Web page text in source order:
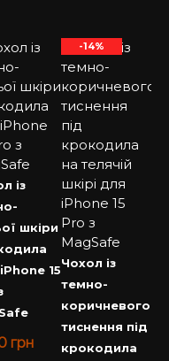
із
шкіри
15
грн
-14%
Чохол із
темно-
коричневого
тиснення під
крокодила